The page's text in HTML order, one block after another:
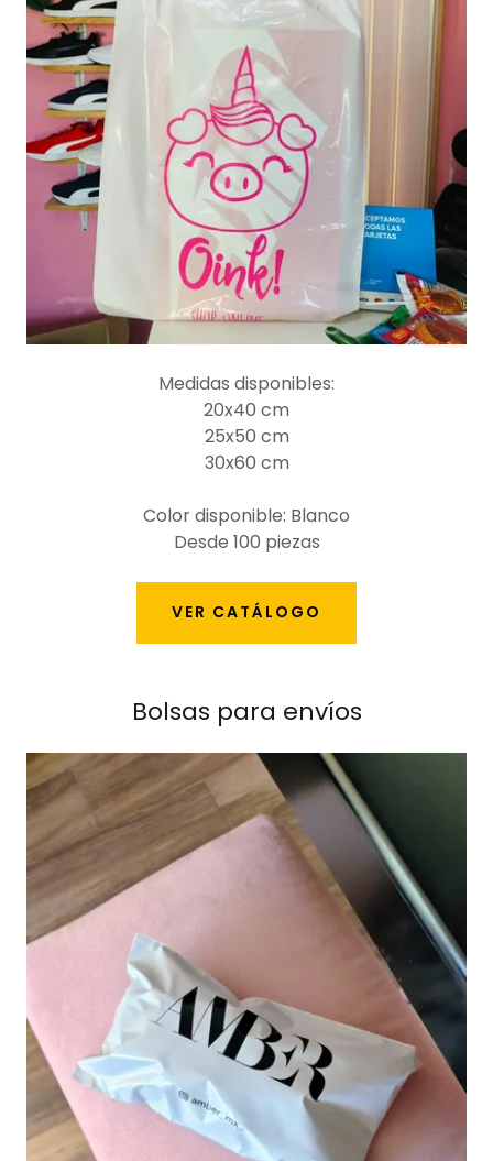
Medidas disponibles:
20x40 cm
25x50 cm
30x60 cm
Color disponible: Blanco
Desde 100 piezas
VER CATÁLOGO
Bolsas para envíos